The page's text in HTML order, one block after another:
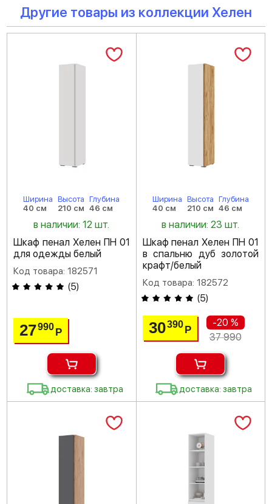
Другие товары из коллекции Хелен
Ширина
40 см
Высота
210 см
Глубина
46 см
в наличии: 12 шт.
Шкаф пенал Хелен ПН 01
для одежды белый
Код товара: 182571
(5)
27990Р
доставка: завтра
Ширина
40 см
Высота
210 см
Глубина
46 см
в наличии: 23 шт.
Шкаф пенал Хелен ПН 01
в спальню дуб золотой
крафт/белый
Код товара: 182572
(5)
30390 Р
-20 %
37 990
доставка: завтра